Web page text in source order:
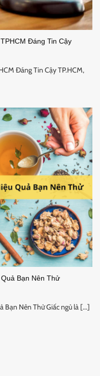
Đáng Tin Cậy
Đáng Tin Cậy TP.HCM,
Bạn Nên Thử
Bạn Nên Thử Giấc ngủ là [...]